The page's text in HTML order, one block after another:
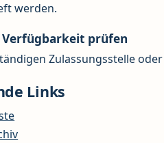
werden.
Verfügbarkeit prüfen
Zulassungsstelle
Links